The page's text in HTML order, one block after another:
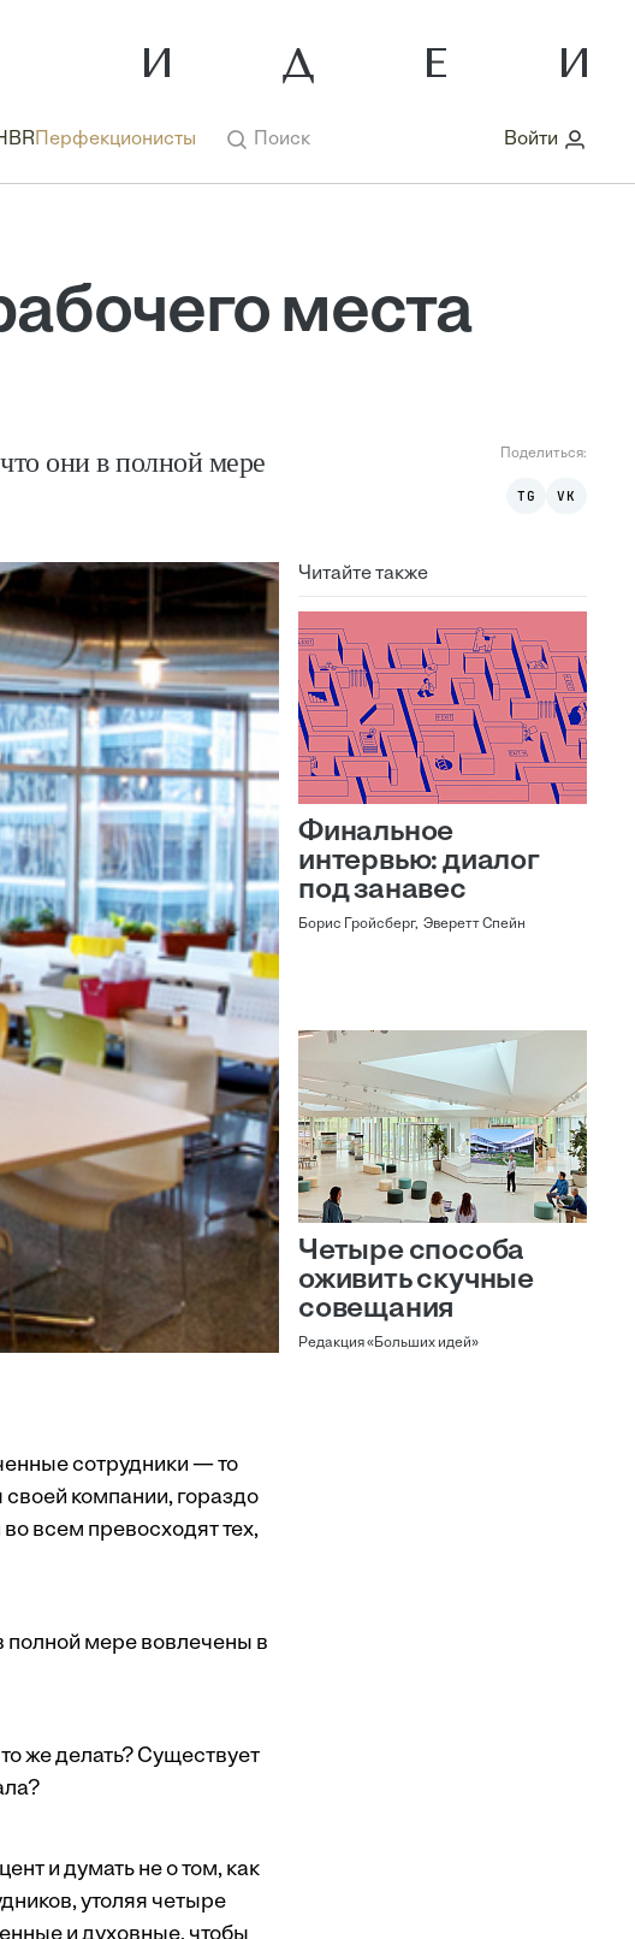
Перфекционисты Поиск Войти
места
они в полной мере
Поделиться:
TG VK
Читайте также
Финальное
интервью: диалог
под занавес
Борис Гройсберг, Эверетт Спейн
Четыре способа
оживить скучные
совещания
Редакция «Больших идей»
сотрудники — то
компании, гораздо
всем превосходят тех,
полной мере вовлечены в
же делать? Существует
и думать не о том, как
утоляя четыре